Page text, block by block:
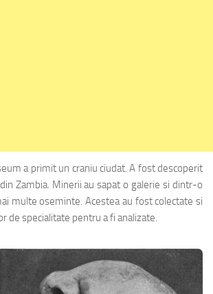
a primit un craniu ciudat. A fost descoperit
Zambia. Minerii au sapat o galerie si dintr-o
multe oseminte. Acestea au fost colectate si
de specialitate pentru a fi analizate.